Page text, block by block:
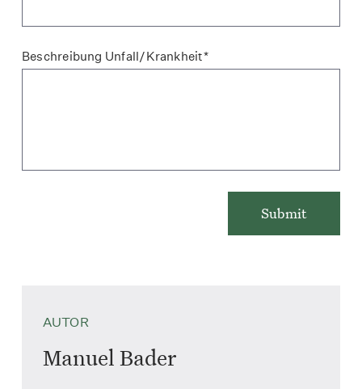
Beschreibung Unfall/Krankheit*
AUTOR
Manuel Bader